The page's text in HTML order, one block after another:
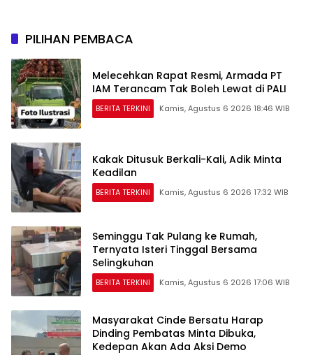
PILIHAN PEMBACA
Melecehkan Rapat Resmi, Armada PT
IAM Terancam Tak Boleh Lewat di PALI
BERITA TERKINI Kamis, Agustus 6 2026 18:46 WIB
Kakak Ditusuk Berkali-Kali, Adik Minta
Keadilan
BERITA TERKINI Kamis, Agustus 6 2026 17:32 WIB
Seminggu Tak Pulang ke Rumah,
Ternyata Isteri Tinggal Bersama
Selingkuhan
BERITA TERKINI Kamis, Agustus 6 2026 17:06 WIB
Masyarakat Cinde Bersatu Harap
Dinding Pembatas Minta Dibuka,
Kedepan Akan Ada Aksi Demo